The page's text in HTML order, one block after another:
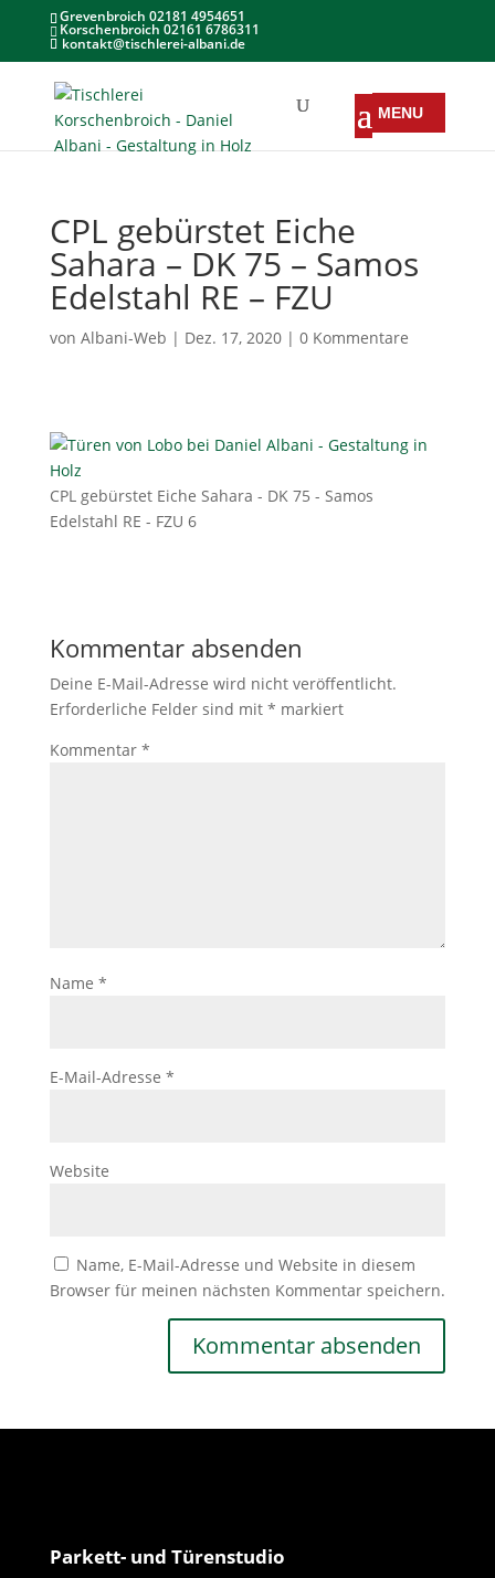
Grevenbroich 02181 4954651
Korschenbroich 02161 6786311
kontakt@tischlerei-albani.de
CPL gebürstet Eiche
Sahara – DK 75 – Samos
Edelstahl RE – FZU
von Albani-Web | Dez. 17, 2020| 0 Kommentare
CPL gebürstet Eiche Sahara - DK 75 - Samos
Edelstahl RE - FZU 6
Kommentar absenden
Deine E-Mail-Adresse wird nicht veröffentlicht.
Erforderliche Felder sind mit * markiert
Kommentar *
Name *
E-Mail-Adresse *
Website
Name, E-Mail-Adresse und Website in diesem
Browser für meinen nächsten Kommentar speichern.
Parkett- und Türenstudio